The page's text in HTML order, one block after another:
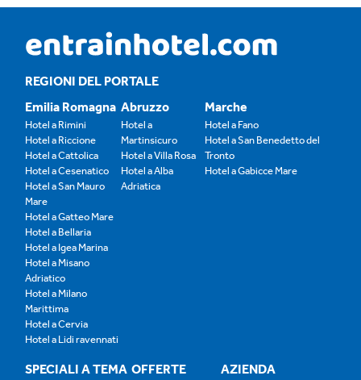
REGIONI DEL PORTALE
Emilia Romagna
Hotel a Rimini
Hotel a Riccione
Hotel a Cattolica
Hotel a Cesenatico
Hotel a San Mauro
Mare
Hotel a Gatteo Mare
Hotel a Bellaria
Hotel a Igea Marina
Hotel a Misano
Adriatico
Hotel a Milano
Marittima
Hotel a Cervia
Hotel a Lidi ravennati
Abruzzo
Hotel a
Martinsicuro
Hotel a Villa Rosa
Hotel a Alba
Adriatica
Marche
Hotel a Fano
Hotel a San Benedetto del
Tronto
Hotel a Gabicce Mare
SPECIALI A TEMA OFFERTE AZIENDA